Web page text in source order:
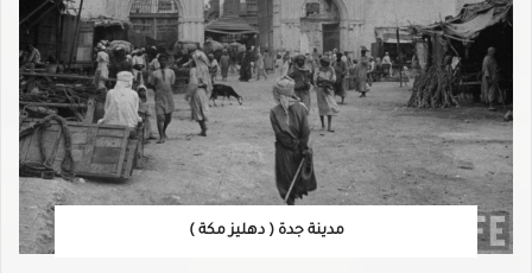
مدينة جدة ( دهليز مكة )